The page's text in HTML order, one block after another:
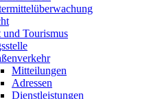
und Tourismus
Mitteilungen
Adressen
Dienstleistungen